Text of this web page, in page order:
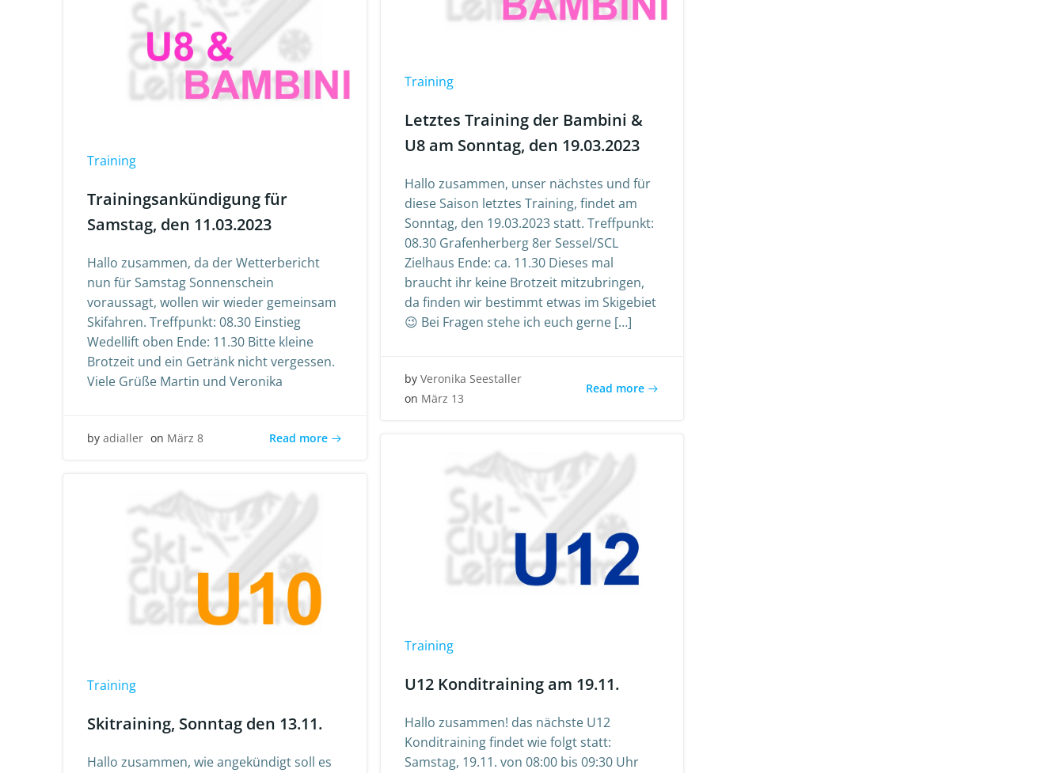
Training
Letztes Training der Bambini &
U8 am Sonntag, den 19.03.2023
Hallo zusammen, unser nächstes und für
diese Saison letztes Training, findet am
Sonntag, den 19.03.2023 statt. Treffpunkt:
08.30 Grafenherberg 8er Sessel/SCL
Zielhaus Ende: ca. 11.30 Dieses mal
braucht ihr keine Brotzeit mitzubringen,
da finden wir bestimmt etwas im Skigebiet
😉 Bei Fragen stehe ich euch gerne […]
by Veronika Seestaller
on März 13
Read more
Training
Trainingsankündigung für
Samstag, den 11.03.2023
Hallo zusammen, da der Wetterbericht
nun für Samstag Sonnenschein
voraussagt, wollen wir wieder gemeinsam
Skifahren. Treffpunkt: 08.30 Einstieg
Wedellift oben Ende: 11.30 Bitte kleine
Brotzeit und ein Getränk nicht vergessen.
Viele Grüße Martin und Veronika
by adialler on März 8 Read more
Training
U12 Konditraining am 19.11.
Hallo zusammen! das nächste U12
Konditraining findet wie folgt statt:
Samstag, 19.11. von 08:00 bis 09:30 Uhr
Training
Skitraining, Sonntag den 13.11.
Hallo zusammen, wie angekündigt soll es